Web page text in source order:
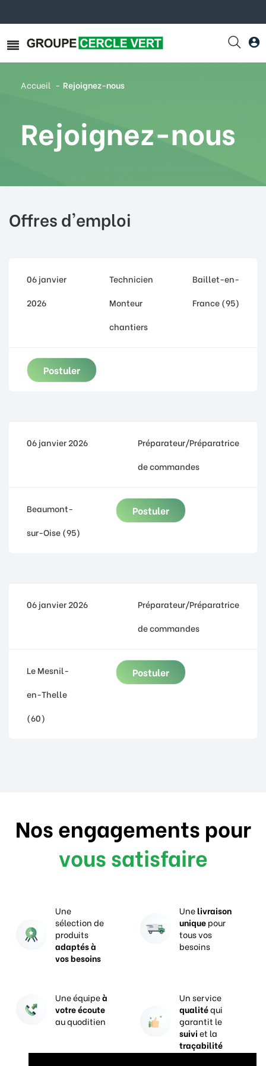
Accueil Rejoignez-nous
Rejoignez-nous
Offres d'emploi
06 janvier
2026
Technicien
Monteur
chantiers
Baillet-en-
France (95)
Postuler
06 janvier 2026
Préparateur/Préparatrice
de commandes
Beaumont-
sur-Oise (95)
Postuler
06 janvier 2026
Préparateur/Préparatrice
de commandes
Le Mesnil-
en-Thelle
(60)
Postuler
Nos engagements pour
vous satisfaire
Une
sélection de
produits
adaptés à
vos besoins
Unelivraison
uniquepour
tous vos
besoins
Une équipeà
votre écoute
au quoditien
Un service
qualitéqui
garantit le
suiviet la
traçabilité